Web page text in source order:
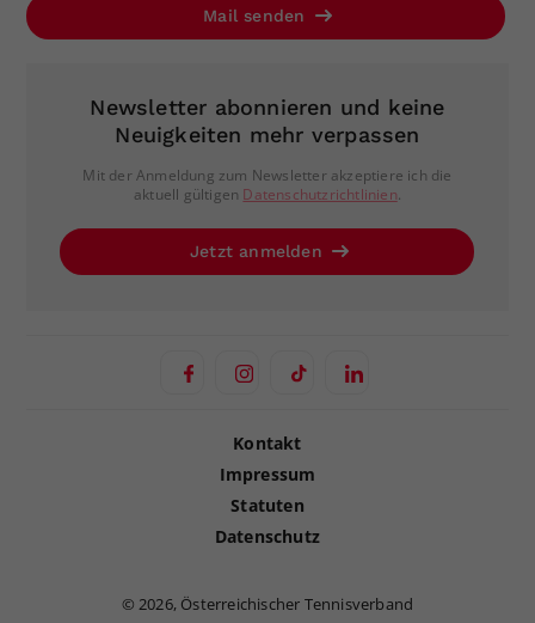
Mail senden
Newsletter abonnieren und keine
Neuigkeiten mehr verpassen
Mit der Anmeldung zum Newsletter akzeptiere ich die
aktuell gültigen Datenschutzrichtlinien.
Jetzt anmelden
Kontakt
Impressum
Statuten
Datenschutz
©2026, Österreichischer Tennisverband